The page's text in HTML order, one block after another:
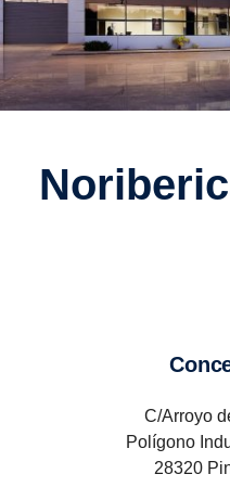
C/Arroyo
Polígono
28320